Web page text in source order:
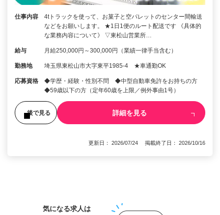
仕事内容
4tトラックを使って、お菓子と空パレットのセンター間輸送
などをお願いします。 ★1日1便のルート配送です 《具体的
な業務内容について》 ▽東松山営業所…
給与 月給250,000円～300,000円（業績一律手当含む）
勤務地 埼玉県東松山市大字東平1985-4 ★車通勤OK
応募資格
◆学歴・経験・性別不問 ◆中型自動車免許をお持ちの方
◆59歳以下の方（定年60歳を上限／例外事由1号）
後で見る 詳細を見る
更新日： 2026/07/24 掲載終了日： 2026/10/16
気になる求人は